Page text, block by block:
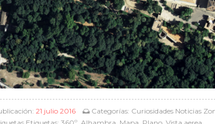
21 julio 2016 Categorías: Curiosidades Noticias